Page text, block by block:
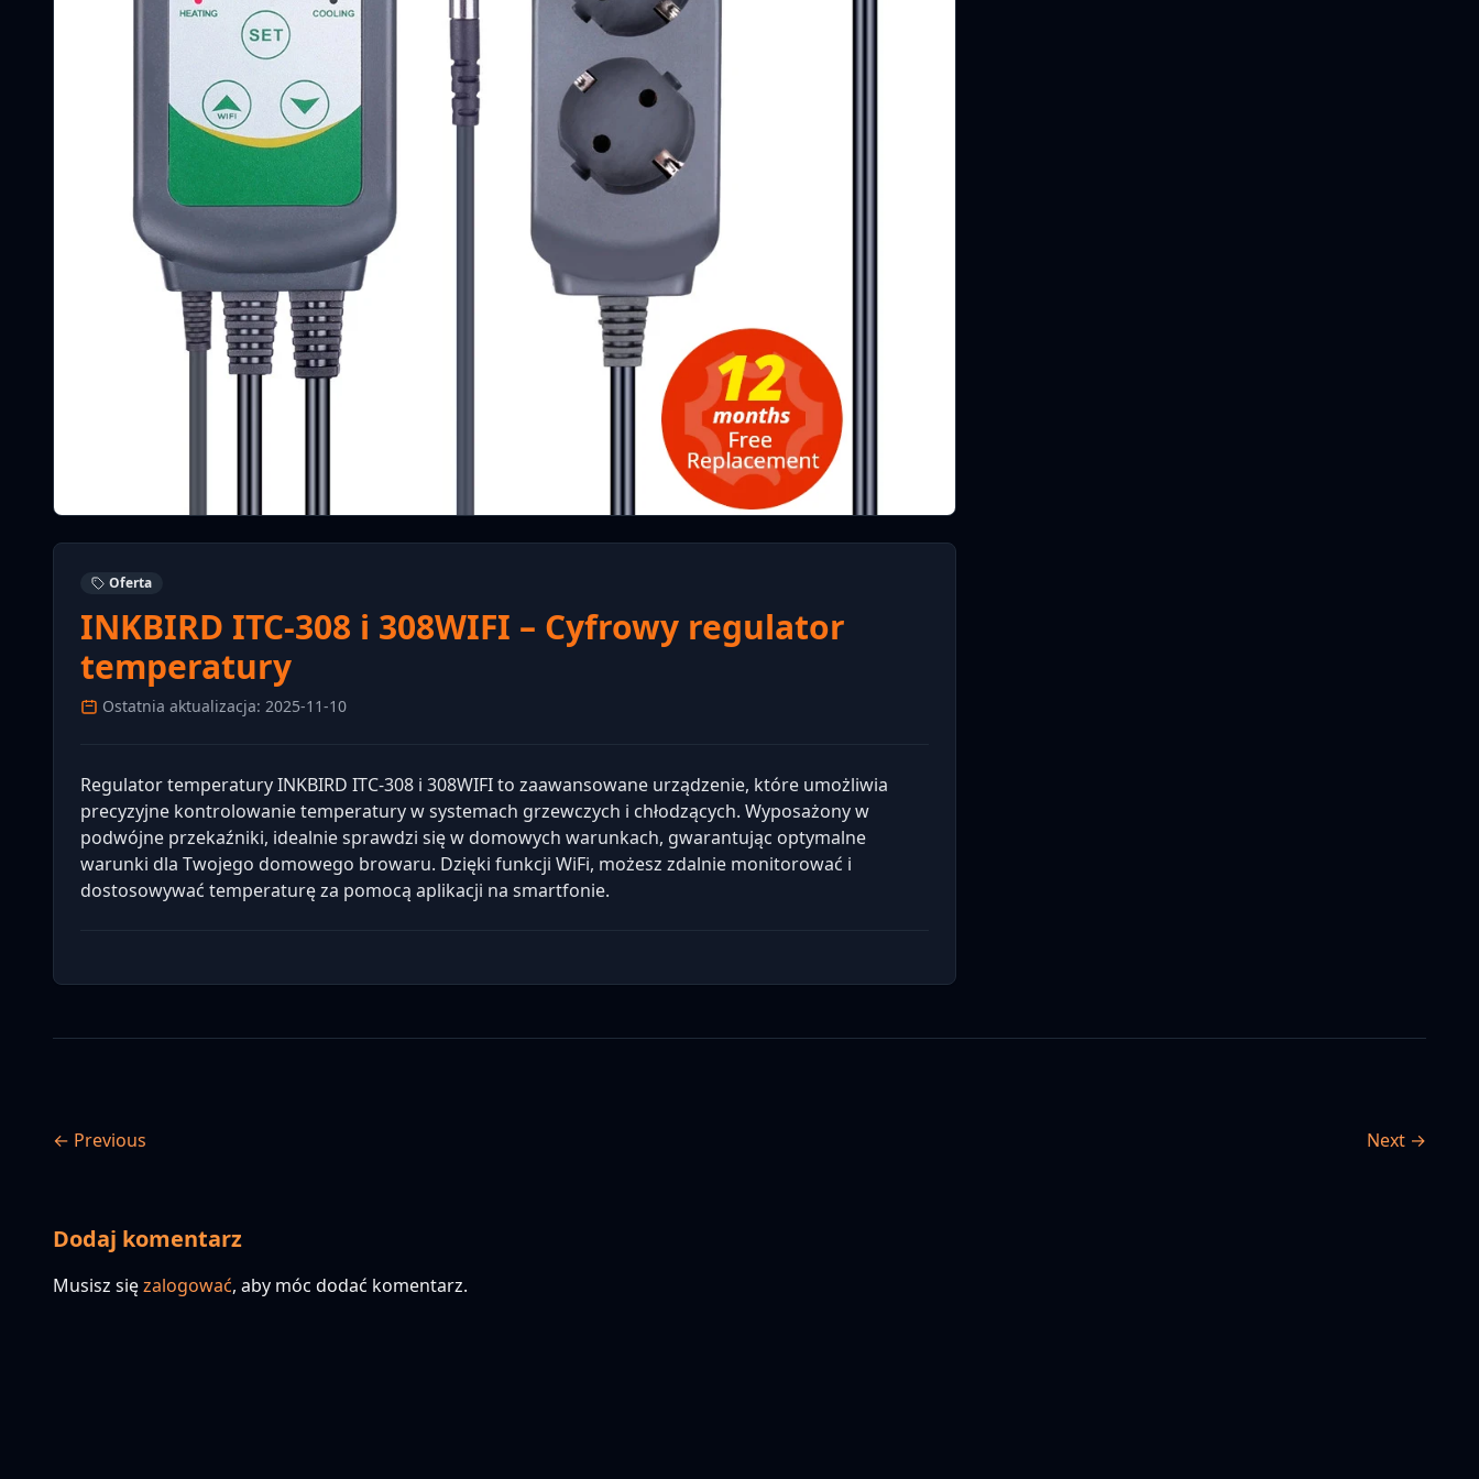
Oferta
INKBIRD ITC-308 i 308WIFI – Cyfrowy regulator
temperatury
Ostatnia aktualizacja: 2025-11-10
Regulator temperatury INKBIRD ITC-308 i 308WIFI to zaawansowane urządzenie, które umożliwia
precyzyjne kontrolowanie temperatury w systemach grzewczych i chłodzących. Wyposażony w
podwójne przekaźniki, idealnie sprawdzi się w domowych warunkach, gwarantując optymalne
warunki dla Twojego domowego browaru. Dzięki funkcji WiFi, możesz zdalnie monitorować i
dostosowywać temperaturę za pomocą aplikacji na smartfonie.
← Previous Next →
Dodaj komentarz
Musisz sięzalogować, aby móc dodać komentarz.